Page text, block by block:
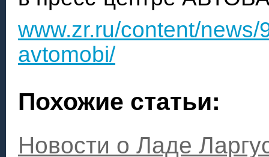
www.zr.ru/content/
avtomobi/
Похожие статьи:
Новости о Ладе